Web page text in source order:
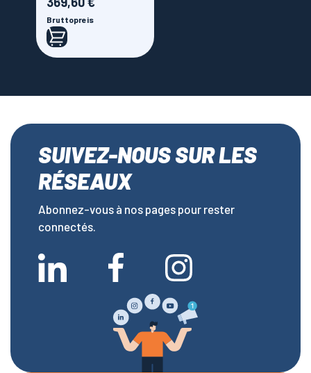
Bruttopreis
SUIVEZ-NOUS SUR LES
RÉSEAUX
Abonnez-vous à nos pages pour rester
connectés.